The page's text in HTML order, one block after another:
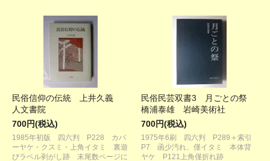
民俗信仰の伝統 上井久義
人文書院
700円(税込)
1985年初版 四六判 P228 カバ
ーヤケ・クスミ・上角イタミ 裏遊
びラベル剥がし跡 末尾数ページに
民俗民芸双書3 月ごとの祭
橋浦泰雄 岩崎美術社
700円(税込)
1975年6刷 四六判 P289＋索引
P7 函少汚れ、僅イタミ 本体背
ヤケ P121上角僅折れ跡